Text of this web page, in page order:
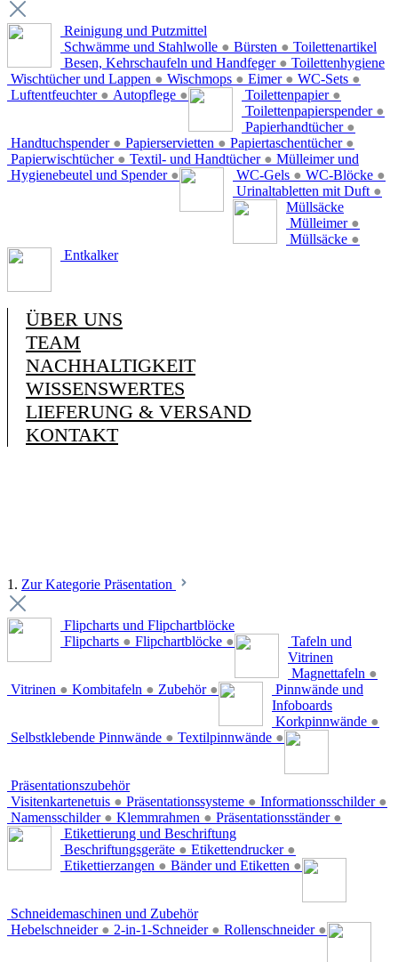
Reinigung und Putzmittel
Schwämme und Stahlwolle ● Bürsten ●
Besen, Kehrschaufeln und Handfeger ●
Wischtücher und Lappen ● Wischmops ● Eimer ● WC-Sets ●
Luftentfeuchter ● Autopflege ●
Toilettenartikel
Toilettenpapier ●
Toilettenpapierspender ●
Papierhandtücher ●
Handtuchspender ● Papierservietten ● Papiertaschentücher ●
Papierwischtücher ● Textil- und Handtücher ●
Hygienebeutel und Spender ●
Toilettenhygiene
WC-Gels ● WC-Blöcke ●
Urinaltabletten mit Duft ●
Mülleimer und
Müllsäcke
Mülleimer ●
Müllsäcke ●
Entkalker
ÜBER UNS
TEAM
NACHHALTIGKEIT
WISSENSWERTES
LIEFERUNG & VERSAND
KONTAKT
1. Zur Kategorie Präsentation
Flipcharts und Flipchartblöcke
Flipcharts ● Flipchartblöcke ●
Tafeln und
Vitrinen
Magnettafeln ●
Vitrinen ● Kombitafeln ● Zubehör ●
Pinnwände und
Infoboards
Korkpinnwände ●
Selbstklebende Pinnwände ● Textilpinnwände ●
Präsentationszubehör
Visitenkartenetuis ● Präsentationssysteme ● Informationsschilder ●
Namensschilder ● Klemmrahmen ● Präsentationsständer ●
Etikettierung und Beschriftung
Beschriftungsgeräte ● Etikettendrucker ●
Etikettierzangen ● Bänder und Etiketten ●
Schneidemaschinen und Zubehör
Hebelschneider ● 2-in-1-Schneider ● Rollenschneider ●